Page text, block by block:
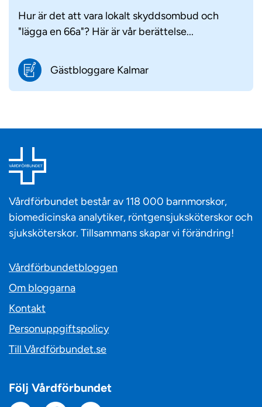
Hur är det att vara lokalt skyddsombud och
"lägga en 66a"? Här är vår berättelse...
Gästbloggare Kalmar
Vårdförbundet består av 118 000 barnmorskor,
biomedicinska analytiker, röntgensjuksköterskor och
sjuksköterskor. Tillsammans skapar vi förändring!
Vårdförbundetbloggen
Om bloggarna
Kontakt
Personuppgiftspolicy
Till Vårdförbundet.se
Följ Vårdförbundet